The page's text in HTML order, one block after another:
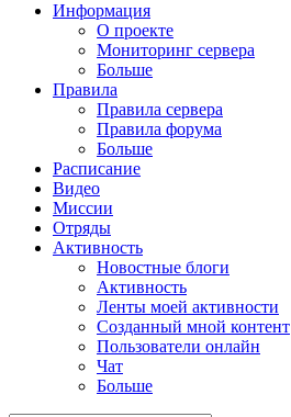
Информация
О проекте
Мониторинг сервера
Больше
Правила
Правила сервера
Правила форума
Больше
Расписание
Видео
Миссии
Отряды
Активность
Новостные блоги
Активность
Ленты моей активности
Созданный мной контент
Пользователи онлайн
Чат
Больше